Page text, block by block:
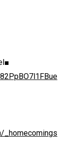
_homecomings